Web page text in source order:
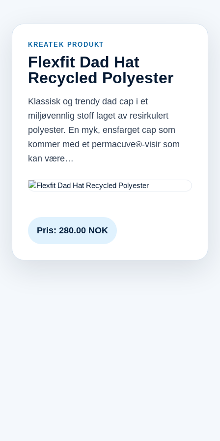
KREATEK PRODUKT
Flexfit Dad Hat
Recycled Polyester
Klassisk og trendy dad cap i et
miljøvennlig stoff laget av resirkulert
polyester. En myk, ensfarget cap som
kommer med et permacuve®-visir som
kan være…
Pris: 280.00 NOK